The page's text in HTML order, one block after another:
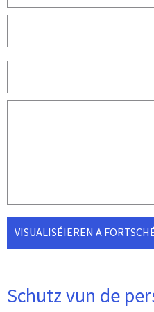
VISUALISÉIEREN A
Schutz vun de